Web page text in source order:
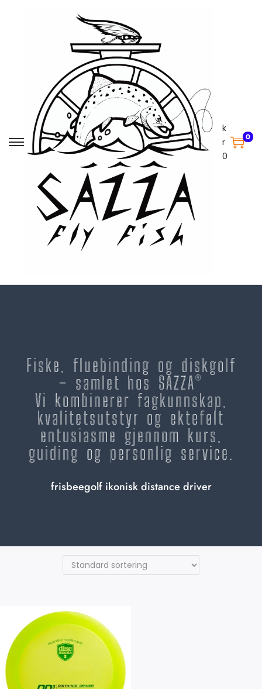
k
r
0
0
Fiske, fluebinding og diskgolf
– samlet hos SAZZA®
Vi kombinerer fagkunnskap,
kvalitetsutstyr og ektefølt
entusiasme gjennom kurs,
guiding og personlig service.
frisbeegolf ikonisk distance driver